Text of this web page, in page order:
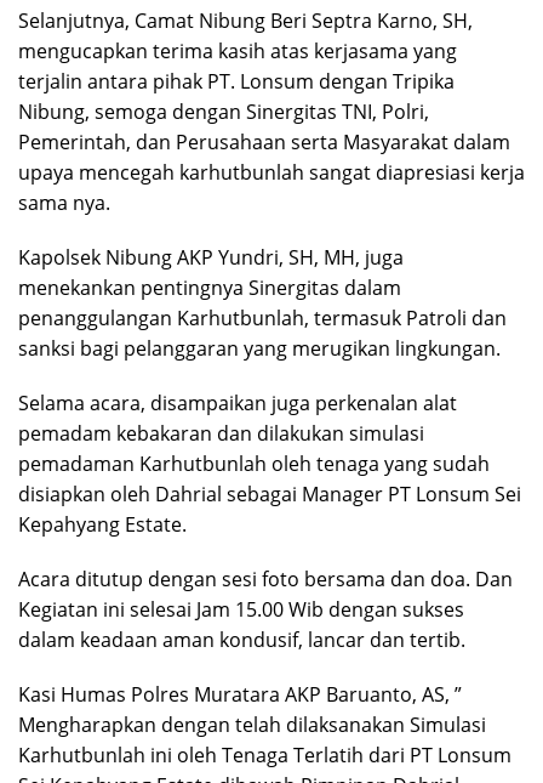
Selanjutnya, Camat Nibung Beri Septra Karno, SH,
mengucapkan terima kasih atas kerjasama yang
terjalin antara pihak PT. Lonsum dengan Tripika
Nibung, semoga dengan Sinergitas TNI, Polri,
Pemerintah, dan Perusahaan serta Masyarakat dalam
upaya mencegah karhutbunlah sangat diapresiasi kerja
sama nya.
Kapolsek Nibung AKP Yundri, SH, MH, juga
menekankan pentingnya Sinergitas dalam
penanggulangan Karhutbunlah, termasuk Patroli dan
sanksi bagi pelanggaran yang merugikan lingkungan.
Selama acara, disampaikan juga perkenalan alat
pemadam kebakaran dan dilakukan simulasi
pemadaman Karhutbunlah oleh tenaga yang sudah
disiapkan oleh Dahrial sebagai Manager PT Lonsum Sei
Kepahyang Estate.
Acara ditutup dengan sesi foto bersama dan doa. Dan
Kegiatan ini selesai Jam 15.00 Wib dengan sukses
dalam keadaan aman kondusif, lancar dan tertib.
Kasi Humas Polres Muratara AKP Baruanto, AS, ”
Mengharapkan dengan telah dilaksanakan Simulasi
Karhutbunlah ini oleh Tenaga Terlatih dari PT Lonsum